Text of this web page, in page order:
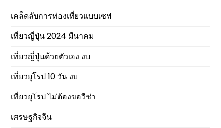
เคล็ดลับการท่องเที่ยวแบบเซฟ
เที่ยวญี่ปุ่น 2024 มีนาคม
เที่ยวญี่ปุ่นด้วยตัวเอง งบ
เที่ยวยุโรป 10 วัน งบ
เที่ยวยุโรป ไม่ต้องขอวีซ่า
เศรษฐกิจจีน